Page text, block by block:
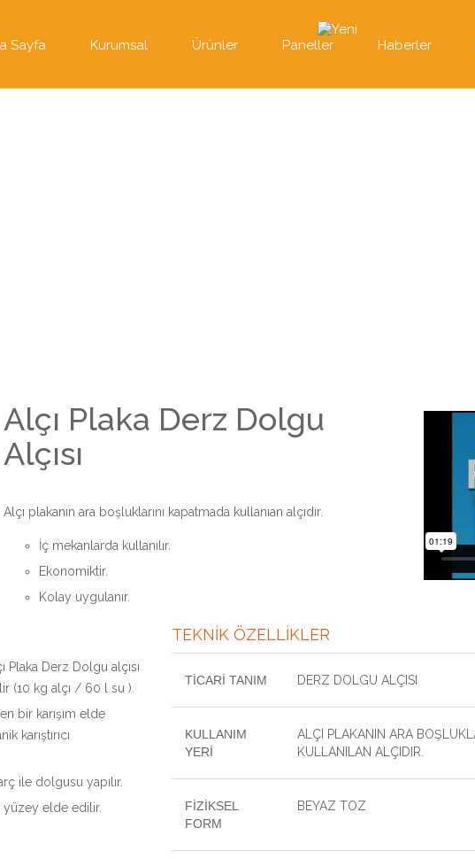
Sayfa Kurumsal Ürünler Paneller Haberler
Alçı Plaka Derz Dolgu
Alçısı
Alçı plakanın ara boşluklarını kapatmada kullanıan alçıdır.
İç mekanlarda kullanılır.
Ekonomiktir.
Kolay uygulanır.
Derz Dolgu alçısı
(10 kg alçı / 60 l su ).
bir karışım elde
karıştırıcı
ile dolgusu yapılır.
yüzey elde edilir.
TEKNİK ÖZELLİKLER
TİCARİ TANIM DERZ DOLGU ALÇISI
KULLANIM
YERİ
ALÇI PLAKANIN ARA
KULLANILAN ALÇIDIR.
FİZİKSEL
FORM
BEYAZ TOZ